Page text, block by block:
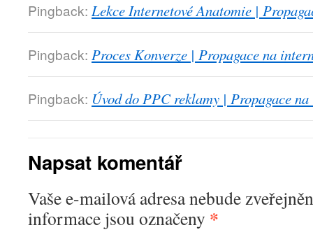
Pingback: Lekce Internetové Anatomie |
Pingback: Proces Konverze | Propagace na
Pingback: Úvod do PPC reklamy | Propagace
Napsat komentář
Vaše e-mailová adresa nebude
informace jsou označeny *